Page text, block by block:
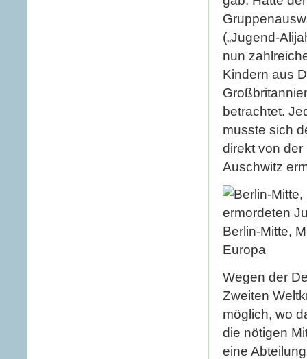
(„Jugend-
nun
Kindern aus
betrachtet.
musste sich
direkt von
Auschwitz
Berlin-Mitte,
Europa
Wegen der
Zweiten
möglich, wo
die nötigen
eine